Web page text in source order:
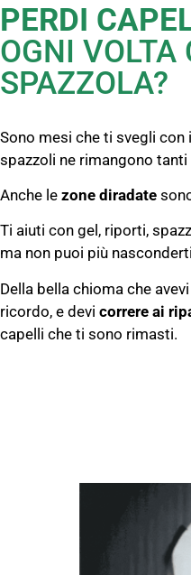
PERDI
OGNI VOLTA
SPAZZOLA?
Sono mesi che ti svegli
spazzoli ne rimangono
Anche le zone diradate
Ti aiuti con gel, riporti,
ma non puoi più
Della bella chioma che
ricordo, e devi correre ai
capelli che ti sono rimasti.